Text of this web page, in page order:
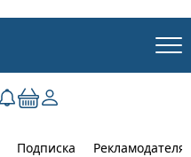
Подписка